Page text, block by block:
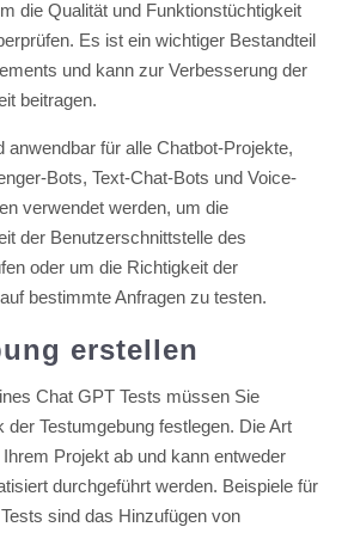
die Qualität und Funktionstüchtigkeit
Es ist ein wichtiger Bestandteil
und kann zur Verbesserung der
beitragen.
anwendbar für alle Chatbot-Projekte,
Bots, Text-Chat-Bots und Voice-
verwendet werden, um die
der Benutzerschnittstelle des
oder um die Richtigkeit der
bestimmte Anfragen zu testen.
erstellen
Chat GPT Tests müssen Sie
Testumgebung festlegen. Die Art
Projekt ab und kann entweder
durchgeführt werden. Beispiele für
sind das Hinzufügen von